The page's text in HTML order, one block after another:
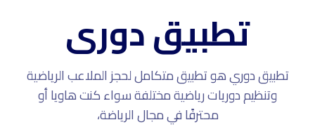
تطبيق دورى
تطبيق دوري هو تطبيق متكامل لحجز الملاعب الرياضية
وتنظيم دوريات رياضية مختلفة سواء كنت هاويا أو
محترفًا في مجال الرياضة،